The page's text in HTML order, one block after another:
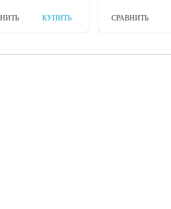
КУПИТЬ СРАВНИТЬ